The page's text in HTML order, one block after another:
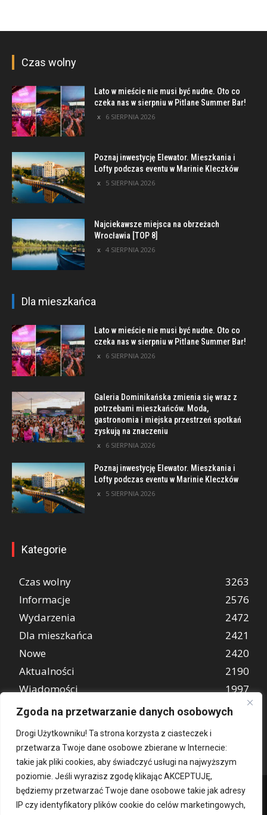
Zgoda na przetwarzanie danych osobowych
Drogi Użytkowniku! Ta strona korzysta z ciasteczek i
przetwarza Twoje dane osobowe zbierane w Internecie:
takie jak pliki cookies, aby świadczyć usługi na najwyższym
poziomie. Jeśli wyrazisz zgodę klikając AKCEPTUJĘ,
będziemy przetwarzać Twoje dane osobowe takie jak adresy
IP czy identyfikatory plików cookie do celów marketingowych,
Czas wolny
Lato w mieście nie musi być nudne. Oto co
czeka nas w sierpniu w Pitlane Summer Bar!
6 SIERPNIA 2026
Poznaj inwestycję Elewator. Mieszkania i
Lofty podczas eventu w Marinie Kleczków
5 SIERPNIA 2026
Najciekawsze miejsca na obrzeżach
Wrocławia [TOP 8]
4 SIERPNIA 2026
Dla mieszkańca
Lato w mieście nie musi być nudne. Oto co
czeka nas w sierpniu w Pitlane Summer Bar!
6 SIERPNIA 2026
Galeria Dominikańska zmienia się wraz z
potrzebami mieszkańców. Moda,
gastronomia i miejska przestrzeń spotkań
zyskują na znaczeniu
6 SIERPNIA 2026
Poznaj inwestycję Elewator. Mieszkania i
Lofty podczas eventu w Marinie Kleczków
5 SIERPNIA 2026
Kategorie
Czas wolny
3263
Informacje
2576
Wydarzenia
2472
Dla mieszkańca
2421
Nowe
2420
Aktualności
2190
Wiadomości
1997
REKLAMA
849